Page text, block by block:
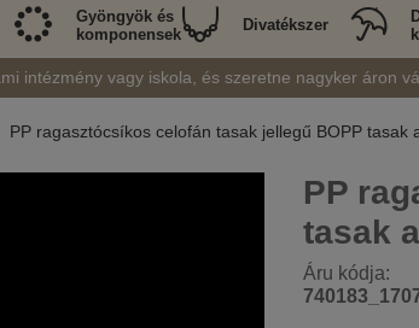
Gyöngyök és
komponensek
Divatékszer
intézmény vagy iskola, és szeretne nagyker áron
PP ragasztócsíkos celofán tasak jellegű BOPP tasak
PP
tasak
Áru kódja: